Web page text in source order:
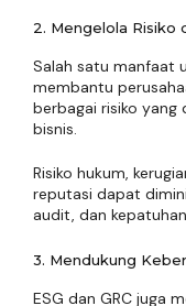
2. Mengelola Risiko
Salah satu manfaat
membantu
berbagai risiko yang
bisnis.
Risiko hukum,
reputasi dapat
audit, dan
3. Mendukung
ESG dan GRC juga